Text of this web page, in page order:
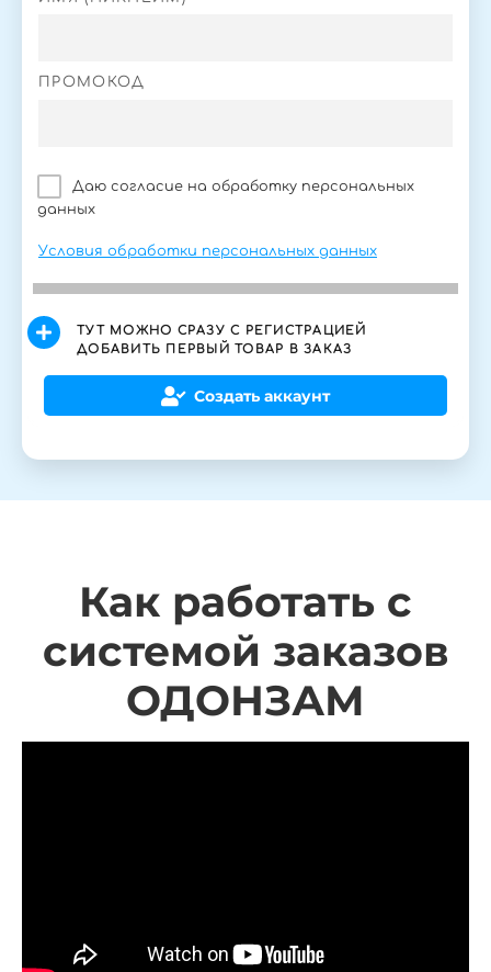
ПРОМОКОД
Даю согласие на обработку персональных
данных
Условия обработки персональных данных
ТУТ МОЖНО СРАЗУ С РЕГИСТРАЦИЕЙ
ДОБАВИТЬ ПЕРВЫЙ ТОВАР В ЗАКАЗ
Создать аккаунт
Как работать с
системой заказов
ОДОНЗАМ